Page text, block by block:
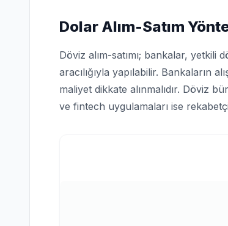
Dolar Alım-Satım
Döviz alım-satımı; bankalar,
aracılığıyla yapılabilir. Bankaların
maliyet dikkate alınmalıdır. Döviz
ve fintech uygulamaları ise